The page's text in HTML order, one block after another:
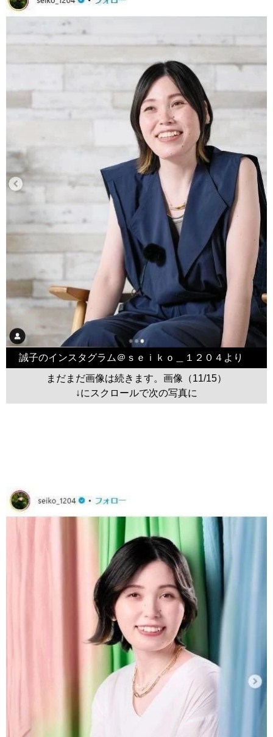
誠子のインスタグラム＠ｓｅｉｋｏ＿１２０４より
まだまだ画像は続きます。画像（11/15）
↓にスクロールで次の写真に